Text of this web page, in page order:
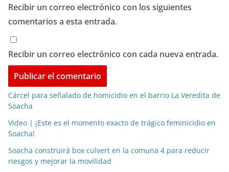
Recibir un correo electrónico con los siguientes
comentarios a esta entrada.
Recibir un correo electrónico con cada nueva entrada.
Cárcel para señalado de homicidio en el barrio La Veredita de
Soacha
Video | ¡Este es el momento exacto de trágico feminicidio en
Soacha!
Soacha construirá box culvert en la comuna 4 para reducir
riesgos y mejorar la movilidad